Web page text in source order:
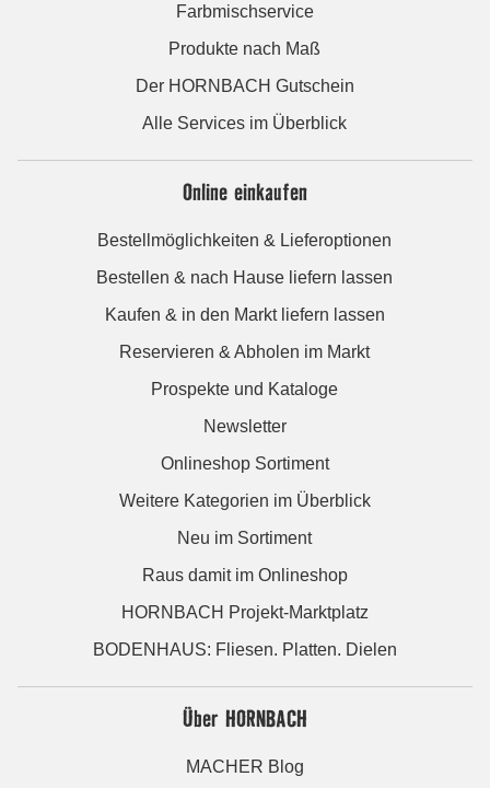
Farbmischservice
Produkte nach Maß
Der HORNBACH Gutschein
Alle Services im Überblick
Online einkaufen
Bestellmöglichkeiten & Lieferoptionen
Bestellen & nach Hause liefern lassen
Kaufen & in den Markt liefern lassen
Reservieren & Abholen im Markt
Prospekte und Kataloge
Newsletter
Onlineshop Sortiment
Weitere Kategorien im Überblick
Neu im Sortiment
Raus damit im Onlineshop
HORNBACH Projekt-Marktplatz
BODENHAUS: Fliesen. Platten. Dielen
Über HORNBACH
MACHER Blog